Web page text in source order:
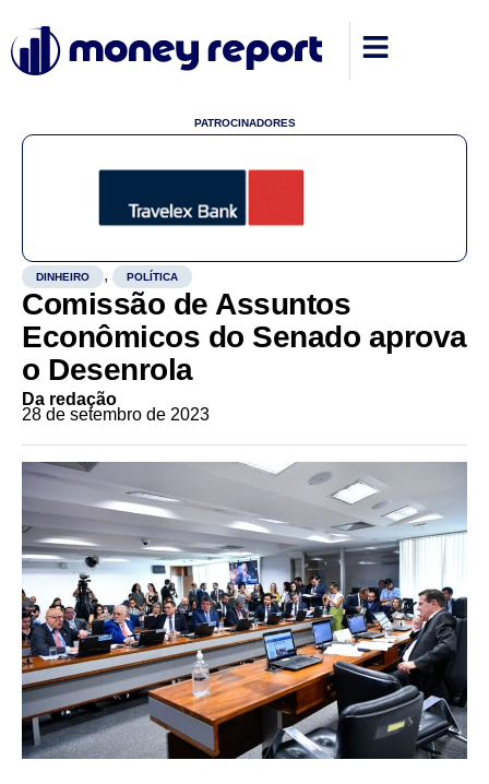
PATROCINADORES
DINHEIRO , POLÍTICA
Comissão de Assuntos
Econômicos do Senado aprova
o Desenrola
Da redação
28 de setembro de 2023